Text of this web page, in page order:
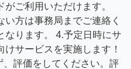
ご利用いただけます。
方は事務局までご連絡く
なります。 4.予定日時にサ
サービスを実施します！
評価をしてください。評